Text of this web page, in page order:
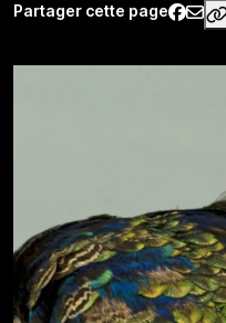
Partager cette page